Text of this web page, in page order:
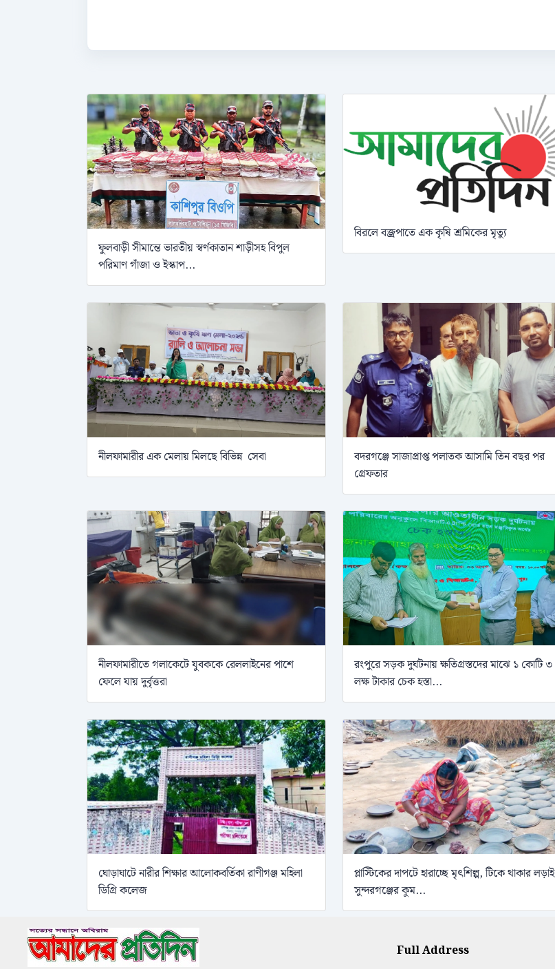
ফুলবাড়ী সীমান্তে ভারতীয় স্বর্ণকাতান শাড়ীসহ বিপুল
পরিমাণ গাঁজা ও ইস্কাপ...
বিরলে বজ্রপাতে এক কৃষি শ্রমিকের মৃত্যু
নীলফামারীর এক মেলায় মিলছে বিভিন্ন সেবা
বদরগঞ্জে সাজাপ্রাপ্ত পলাতক আসামি তিন বছর পর
গ্রেফতার
নীলফামারীতে গলাকেটে যুবককে রেললাইনের পাশে
ফেলে যায় দুর্বৃত্তরা
রংপুরে সড়ক দুর্ঘটনায় ক্ষতিগ্রস্তদের মাঝে ১ কোটি ৩
লক্ষ টাকার চেক হস্তা...
ঘোড়াঘাটে নারীর শিক্ষার আলোকবর্তিকা রাণীগঞ্জ মহিলা
ডিগ্রি কলেজ
প্লাস্টিকের দাপটে হারাচ্ছে মৃৎশিল্প, টিকে থাকার লড়াই
সুন্দরগঞ্জের কুম...
Full Address